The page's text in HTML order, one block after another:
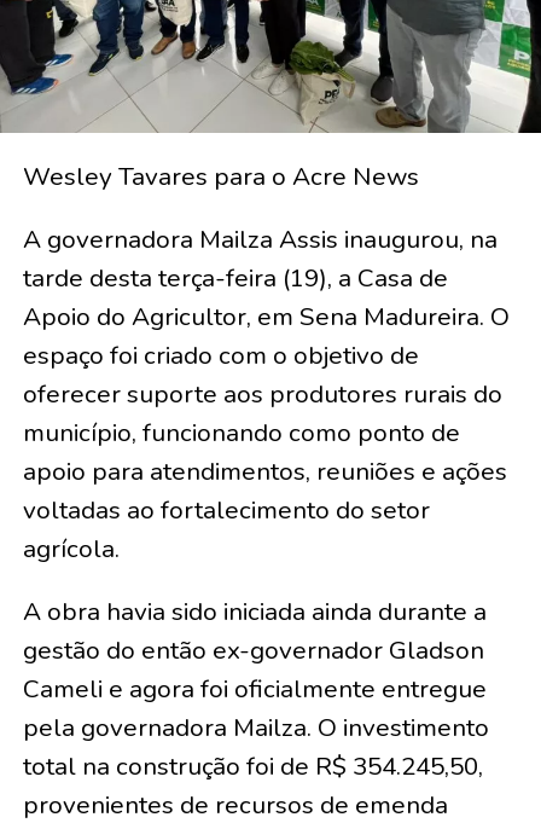
Wesley Tavares para o Acre News
A governadora Mailza Assis inaugurou, na
tarde desta terça-feira (19), a Casa de
Apoio do Agricultor, em Sena Madureira. O
espaço foi criado com o objetivo de
oferecer suporte aos produtores rurais do
município, funcionando como ponto de
apoio para atendimentos, reuniões e ações
voltadas ao fortalecimento do setor
agrícola.
A obra havia sido iniciada ainda durante a
gestão do então ex-governador Gladson
Cameli e agora foi oficialmente entregue
pela governadora Mailza. O investimento
total na construção foi de R$ 354.245,50,
provenientes de recursos de emenda